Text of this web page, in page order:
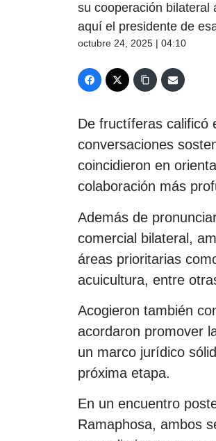
su cooperación bilateral
aquí el presidente de
octubre 24, 2025 | 04:10
De fructíferas calificó
conversaciones
coincidieron en
colaboración más
Además de
comercial bilateral,
áreas prioritarias
acuicultura, entre
Acogieron también
acordaron promover
un marco jurídico
próxima etapa.
En un encuentro
Ramaphosa, ambos